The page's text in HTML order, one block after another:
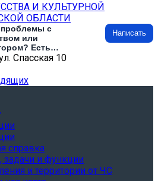
И КУЛЬТУРНОЙ
ОБЛАСТИ
проблемы с
или
Есть
по развитию
Напишите об
Написать
Спасская 10
справка
задачи и функции
и территории от ЧС